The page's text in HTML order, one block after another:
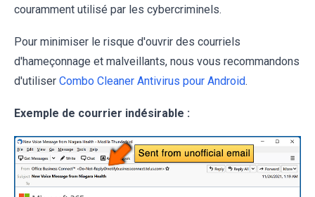
couramment utilisé par les cybercriminels.
Pour minimiser le risque d'ouvrir des courriels
d'hameçonnage et malveillants, nous vous recommandons
d'utiliser Combo Cleaner Antivirus pour Android.
Exemple de courrier indésirable :